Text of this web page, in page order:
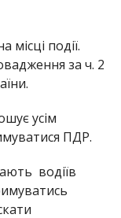
події.
за ч. 2
усім
ПДР.
водіїв